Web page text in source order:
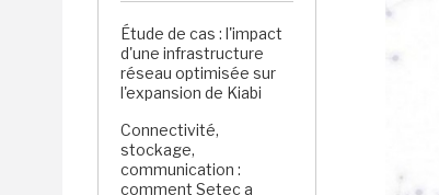
Étude de cas : l'impact
d'une infrastructure
réseau optimisée sur
l'expansion de Kiabi
Connectivité,
stockage,
communication :
comment Setec a